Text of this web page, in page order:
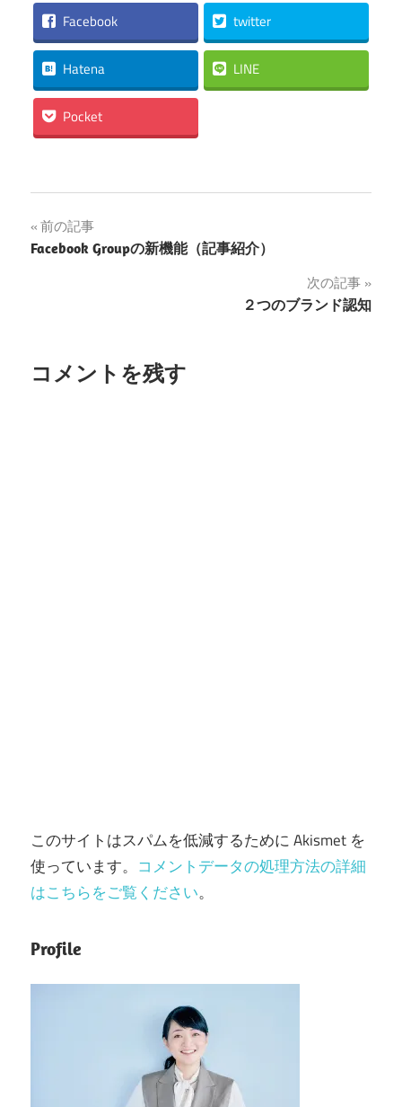
Facebook twitter
Hatena LINE
Pocket
投
稿
ゲ
前の記事
Facebook Groupの新機能（記事紹介）
次の記事
２つのブランド認知
コメントを残す
このサイトはスパムを低減するために Akismet を
使っています。 コメントデータの処理方法の詳細
はこちらをご覧ください。
Profile